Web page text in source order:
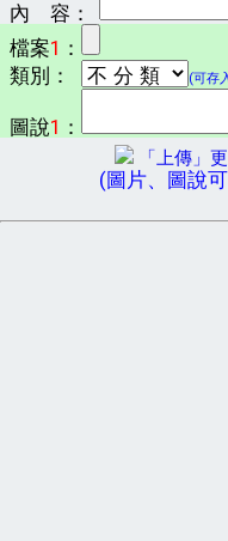
內 容：
檔案1 ：
類別：
(可存
圖說1 ：
「上傳」
(圖片、圖說